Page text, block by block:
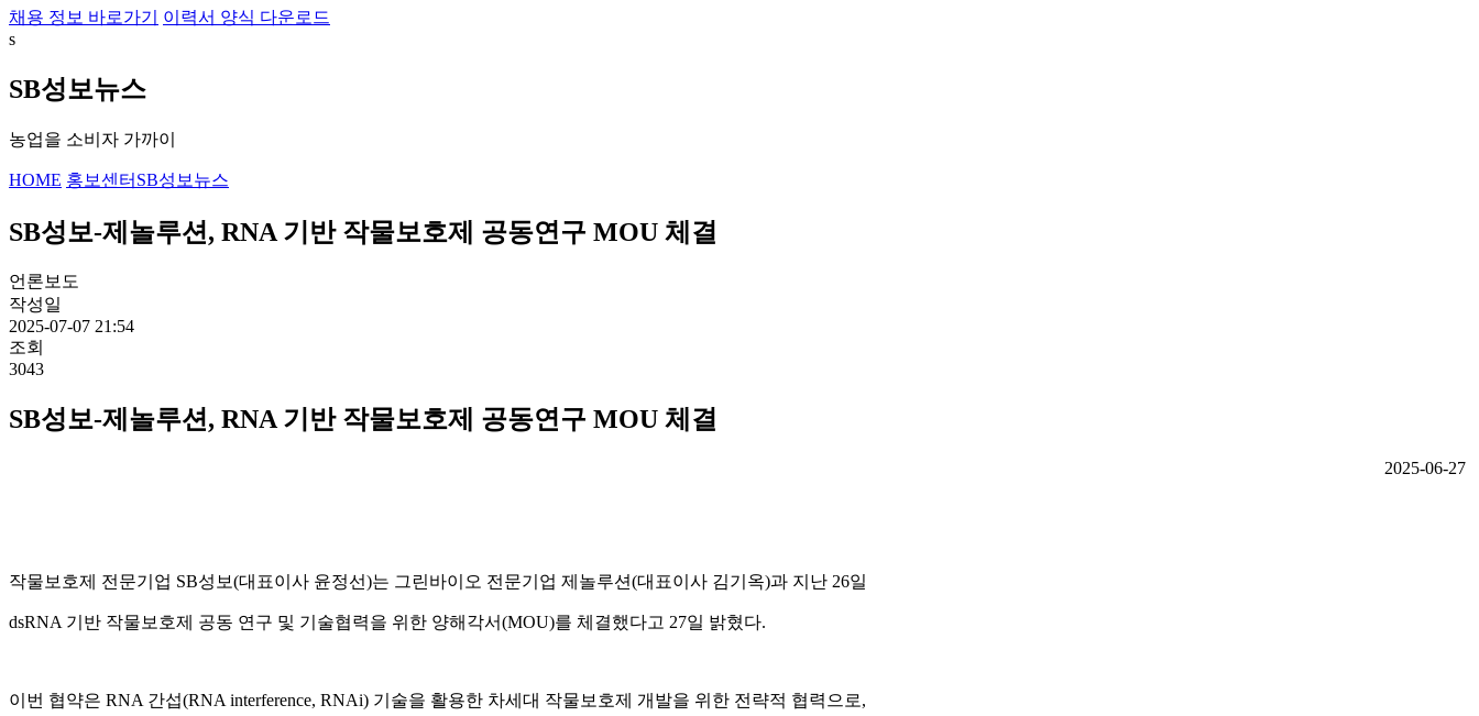
채용 정보 바로가기
이력서 양식 다운로드
s
SB성보뉴스
농업을 소비자 가까이
HOME 홍보센터 SB성보뉴스
SB성보-제놀루션, RNA 기반 작물보호제 공동연구 MOU 체결
언론보도
작성일
2025-07-07 21:54
조회
3043
SB성보-제놀루션, RNA 기반 작물보호제 공동연구 MOU 체결
2025-06-27
작물보호제 전문기업 SB성보(대표이사 윤정선)는 그린바이오 전문기업 제놀루션(대표이사 김기옥)과 지난 26일
dsRNA 기반 작물보호제 공동 연구 및 기술협력을 위한 양해각서(MOU)를 체결했다고 27일 밝혔다.
이번 협약은 RNA 간섭(RNA interference, RNAi) 기술을 활용한 차세대 작물보호제 개발을 위한 전략적 협력으로,